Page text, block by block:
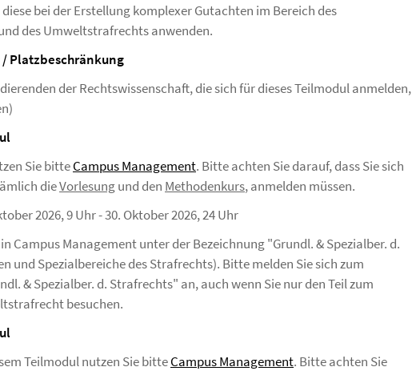
bei der Erstellung komplexer Gutachten im Bereich des
des Umweltstrafrechts anwenden.
Platzbeschränkung
der Rechtswissenschaft, die sich für dieses Teilmodul anmelden,
Sie bitteCampus Management. Bitte achten Sie darauf, dass Sie sich
dieVorlesungund den Methodenkurs, anmelden müssen.
2026, 9 Uhr - 30. Oktober 2026, 24 Uhr
Campus Management unter der Bezeichnung "Grundl. & Spezialber. d.
und Spezialbereiche des Strafrechts). Bitte melden Sie sich zum
& Spezialber. d. Strafrechts" an, auch wenn Sie nur den Teil zum
besuchen.
Teilmodul nutzen Sie bitteCampus Management. Bitte achten Sie